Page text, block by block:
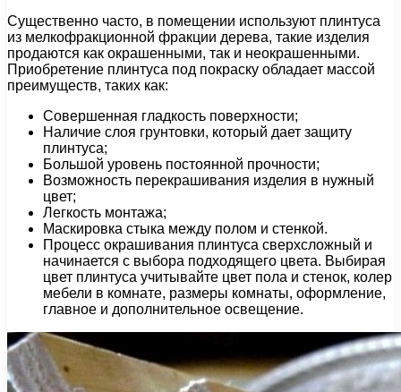
Существенно часто, в помещении используют плинтуса
из мелкофракционной фракции дерева, такие изделия
продаются как окрашенными, так и неокрашенными.
Приобретение плинтуса под покраску обладает массой
преимуществ, таких как:
Совершенная гладкость поверхности;
Наличие слоя грунтовки, который дает защиту
плинтуса;
Большой уровень постоянной прочности;
Возможность перекрашивания изделия в нужный
цвет;
Легкость монтажа;
Маскировка стыка между полом и стенкой.
Процесс окрашивания плинтуса сверхсложный и
начинается с выбора подходящего цвета. Выбирая
цвет плинтуса учитывайте цвет пола и стенок, колер
мебели в комнате, размеры комнаты, оформление,
главное и дополнительное освещение.